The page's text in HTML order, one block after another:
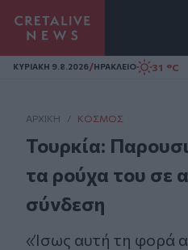
Homepage
ΚΥΡΙΑΚΗ 9.8.2026/ΗΡΑΚΛΕΙΟ 31 °C
ΑΡΧΙΚΗ / ΚΌΣΜΟΣ
Τουρκία:
τα ρούχα του σε
σύνδεση
«Ίσως αυτή τη φορά